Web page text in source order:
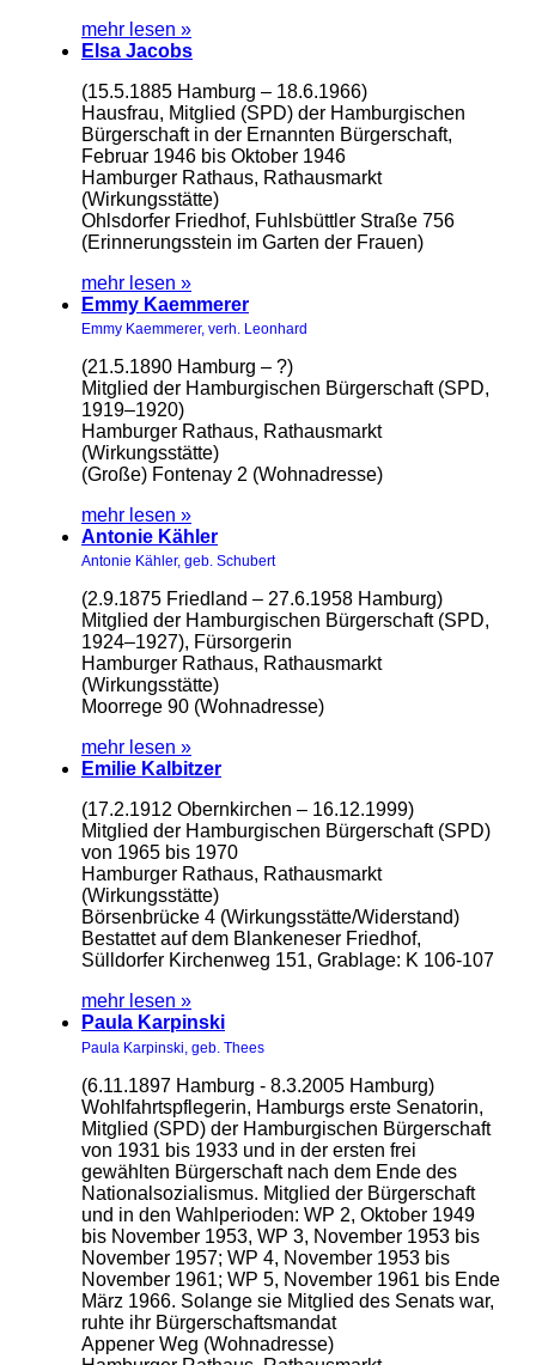
mehr lesen »
Elsa Jacobs
(15.5.1885 Hamburg – 18.6.1966)
Hausfrau, Mitglied (SPD) der Hamburgischen
Bürgerschaft in der Ernannten Bürgerschaft,
Februar 1946 bis Oktober 1946
Hamburger Rathaus, Rathausmarkt
(Wirkungsstätte)
Ohlsdorfer Friedhof, Fuhlsbüttler Straße 756
(Erinnerungsstein im Garten der Frauen)
mehr lesen »
Emmy Kaemmerer
Emmy Kaemmerer, verh. Leonhard
(21.5.1890 Hamburg – ?)
Mitglied der Hamburgischen Bürgerschaft (SPD,
1919–1920)
Hamburger Rathaus, Rathausmarkt
(Wirkungsstätte)
(Große) Fontenay 2 (Wohnadresse)
mehr lesen »
Antonie Kähler
Antonie Kähler, geb. Schubert
(2.9.1875 Friedland – 27.6.1958 Hamburg)
Mitglied der Hamburgischen Bürgerschaft (SPD,
1924–1927), Fürsorgerin
Hamburger Rathaus, Rathausmarkt
(Wirkungsstätte)
Moorrege 90 (Wohnadresse)
mehr lesen »
Emilie Kalbitzer
(17.2.1912 Obernkirchen – 16.12.1999)
Mitglied der Hamburgischen Bürgerschaft (SPD)
von 1965 bis 1970
Hamburger Rathaus, Rathausmarkt
(Wirkungsstätte)
Börsenbrücke 4 (Wirkungsstätte/Widerstand)
Bestattet auf dem Blankeneser Friedhof,
Sülldorfer Kirchenweg 151, Grablage: K 106-107
mehr lesen »
Paula Karpinski
Paula Karpinski, geb. Thees
(6.11.1897 Hamburg - 8.3.2005 Hamburg)
Wohlfahrtspflegerin, Hamburgs erste Senatorin,
Mitglied (SPD) der Hamburgischen Bürgerschaft
von 1931 bis 1933 und in der ersten frei
gewählten Bürgerschaft nach dem Ende des
Nationalsozialismus. Mitglied der Bürgerschaft
und in den Wahlperioden: WP 2, Oktober 1949
bis November 1953, WP 3, November 1953 bis
November 1957; WP 4, November 1953 bis
November 1961; WP 5, November 1961 bis Ende
März 1966. Solange sie Mitglied des Senats war,
ruhte ihr Bürgerschaftsmandat
Appener Weg (Wohnadresse)